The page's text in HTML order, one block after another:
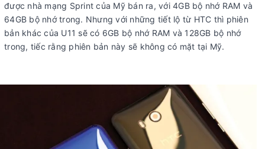
được nhà mạng Sprint của Mỹ bán ra, với 4GB bộ nhớ RAM và
64GB bộ nhớ trong. Nhưng với những tiết lộ từ HTC thì phiên
bản khác của U11 sẽ có 6GB bộ nhớ RAM và 128GB bộ nhớ
trong, tiếc rằng phiên bản này sẽ không có mặt tại Mỹ.